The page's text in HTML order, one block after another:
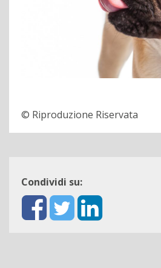
© Riproduzione Riservata
Condividi su: